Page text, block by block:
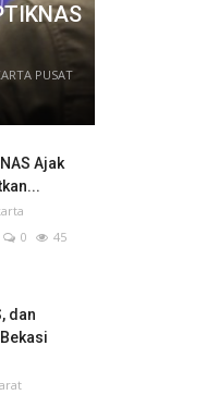
PUSAT
Ajak
0
45
dan